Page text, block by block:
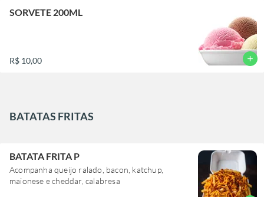
SORVETE 200ML
R$ 10,00 add
BATATAS FRITAS
BATATA FRITA P
Acompanha queijo ralado, bacon, katchup,
maionese e cheddar, calabresa